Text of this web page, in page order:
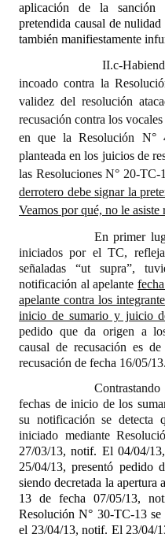
aplicación de la sanción
pretendida causal de
también manifiestamente
II.c-
incoado contra la
validez del resolución
recusación contra los
en que la Resolución N°
planteada en los juicios de
las Resoluciones N° 20-
derrotero debe signar la
Veamos por qué, no le asiste
En primer
iniciados por el TC,
señaladas “ut supra”,
notificación al apelante
apelante contra los
inicio de sumario y juicio
pedido que da origen a
causal de recusación es
recusación de fecha 16/05/
fechas de inicio de los
su notificación se detecta
iniciado mediante
27/03/13, notif. El 04/04/
25/04/13, presentó pedido
siendo decretada la
13 de fecha 07/05/13,
Resolución N° 30-TC-13
el 23/04/13, notif. El 23/04/